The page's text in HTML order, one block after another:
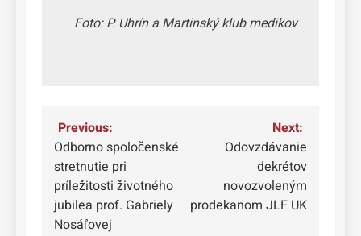
Foto: P. Uhrín a Martinský klub medikov
Navigácia
v
článku
Previous:
Odborno spoločenské
stretnutie pri
príležitosti životného
jubilea prof. Gabriely
Nosáľovej
Next:
Odovzdávanie
dekrétov
novozvoleným
prodekanom JLF UK